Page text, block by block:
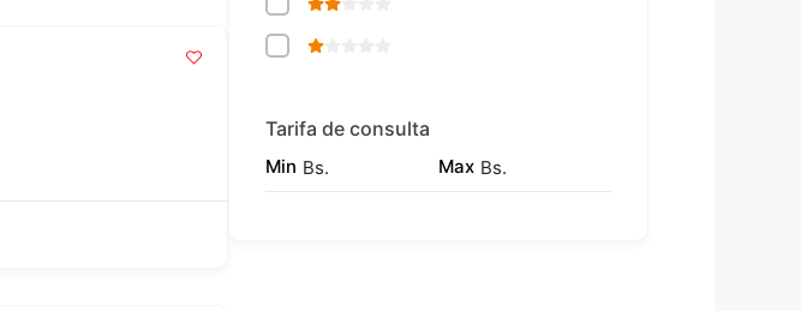
Tarifa de consulta
Min Bs. Max Bs.